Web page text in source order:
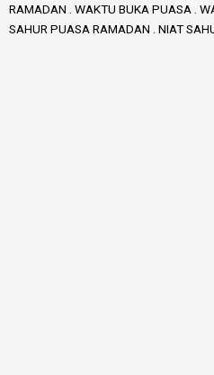
RAMADAN . WAKTU BUKA PUASA .
SAHUR PUASA RAMADAN . NIAT